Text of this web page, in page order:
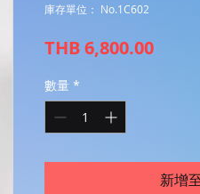
庫存單位： No.1C602
THB 6,800.00價
數量 *
新增